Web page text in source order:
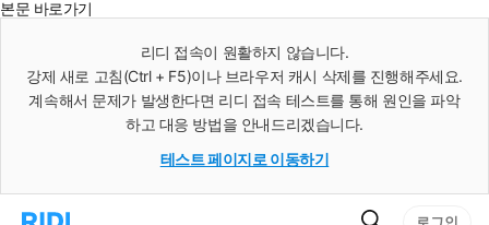
본문 바로가기
리디 접속이 원활하지 않습니다.
강제 새로 고침(Ctrl + F5)이나 브라우저 캐시 삭제를 진행해주세요.
계속해서 문제가 발생한다면 리디 접속 테스트를 통해 원인을 파악
하고 대응 방법을 안내드리겠습니다.
테스트 페이지로 이동하기
리
검
로그인